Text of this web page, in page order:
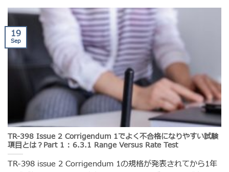
TR-398 Issue 2 Corrigendum 1でよく不合格になりやすい試験
項目とは？Part 1 : 6.3.1 Range Versus Rate Test
TR-398 issue 2 Corrigendum 1の規格が発表されてから1年
19
Sep